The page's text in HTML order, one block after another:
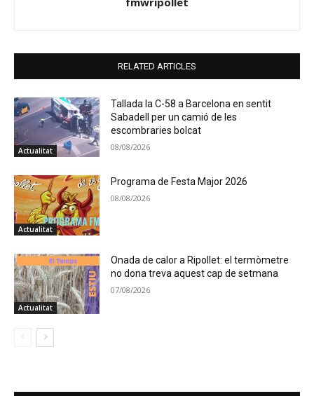
RELATED ARTICLES
Actualitat
Tallada la C-58 a Barcelona en sentit
Sabadell per un camió de les
escombraries bolcat
08/08/2026
Actualitat
Programa de Festa Major 2026
08/08/2026
Actualitat
Onada de calor a Ripollet: el termòmetre
no dona treva aquest cap de setmana
07/08/2026